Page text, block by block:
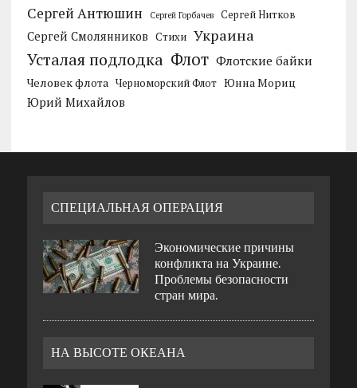
Сергей Антюшин Сергей Горбачев Сергей Нитков
Сергей Смолянников Стихи Украина
Усталая подлодка Флот Флотские байки
Человек флота Черноморский Флот Юнна Мориц
Юрий Михайлов
СПЕЦИАЛЬНАЯ ОПЕРАЦИЯ
Экономические причины
конфликта на Украине.
Проблемы безопасности
стран мира.
НА ВЫСОТЕ ОКЕАНА